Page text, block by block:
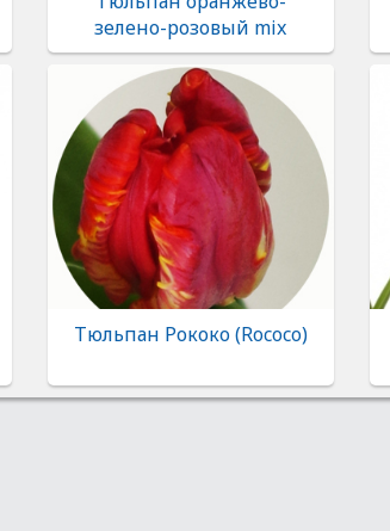
зелено-розовый mix
Тюльпан Рококо (Rococo)